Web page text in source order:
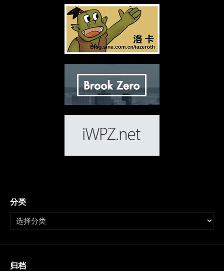
分类
归档